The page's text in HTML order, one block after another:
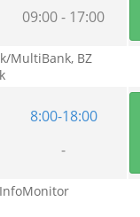
09:00 - 17:00
MultiBank, BZ
8:00-18:00
-
InfoMonitor